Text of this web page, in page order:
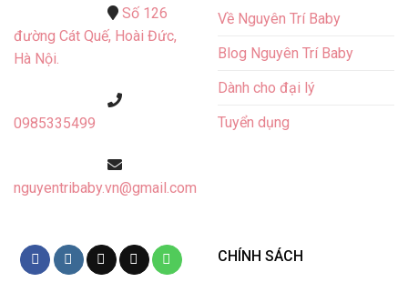
Số 126
đường Cát Quế, Hoài Đức,
Hà Nội.
0985335499
nguyentribaby.vn@gmail.com
Về Nguyên Trí Baby
Blog Nguyên Trí Baby
Dành cho đại lý
Tuyển dụng
CHÍNH SÁCH